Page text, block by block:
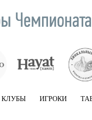
КЛУБЫ ИГРОКИ